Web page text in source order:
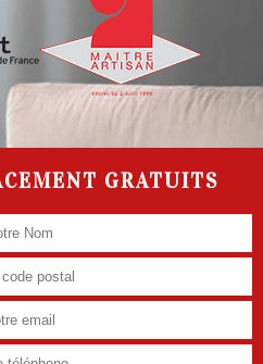
GRATUITS